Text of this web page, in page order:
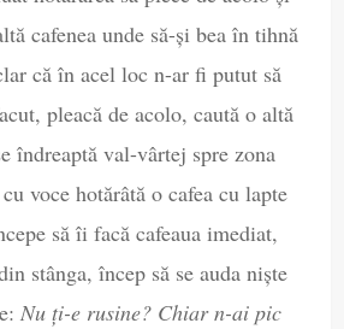
cafenea unde să-și bea în tihnă
că în acel loc n-ar fi putut să
pleacă de acolo, caută o altă
îndreaptă val-vârtej spre zona
voce hotărâtă o cafea cu lapte
să îi facă cafeaua imediat,
stânga, încep să se auda niște
Nu ți-e rusine? Chiar n-ai pic